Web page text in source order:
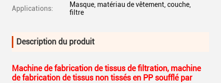
Applications:
Masque, matériau de vêtement, couche,
filtre
Description du produit
Machine de fabrication de tissus de filtration, machine
de fabrication de tissus non tissés en PP soufflé par